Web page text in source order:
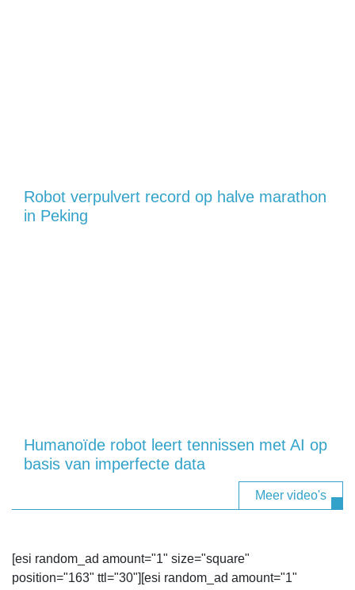
Robot verpulvert record op halve marathon
in Peking
Humanoïde robot leert tennissen met AI op
basis van imperfecte data
Meer video's
[esi random_ad amount="1" size="square"
position="163" ttl="30"][esi random_ad amount="1"